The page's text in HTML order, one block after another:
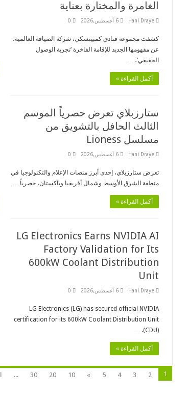
الغامرة والمختارة بعناية
Hani Draye 6 أغسطس,2026 0
كشفت مجموعة فنادق كمبينسكي، شركة الضيافة العالمية،
عن مفهومها الجديد للإقامة الفاخرة ‘تجربة الوصول
الحقيقي’، …
أكمل القراءة »
ستارزبلاي تعرض حصرياً الموسم
الثالث الحافل بالتشويق من
مسلسل Lioness
Hani Draye 6 أغسطس,2026 0
تعرض ستارزبلاي، إحدى أبرز منصات الإعلام والتكنولوجيا في
منطقة الشرق الأوسط وشمال أفريقيا وباكستان، حصرياً …
أكمل القراءة »
LG Electronics Earns NVIDIA AI
Factory Validation for Its
600kW Coolant Distribution
Unit
Hani Draye 6 أغسطس,2026 0
LG Electronics (LG) has secured official NVIDIA
certification for its 600kW Coolant Distribution Unit
(CDU). …
أكمل القراءة »
1
2
3
4
5
»
10
20
30
...